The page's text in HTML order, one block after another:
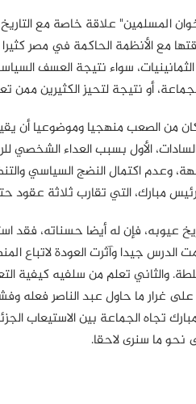
المسلمين" علاقة خاصة مع
مع الأنظمة الحاكمة في مصر
سواء نتيجة العسف
أو نتيجة لتحيز الكثيرين ممن
كان من الصعب منهجيا وموضوعيا أن
السادات، الأول بسبب العداء الشخصي
وعدم اكتمال النضج السياسي
مبارك، التي تقارب ثلاثة عقود
عيوبه، فإن له أيضا حسناته، فقد
الدرس جيدا وآثرت العودة لاتباع
والثاني تعلم من سلفيه
على غرار ما حاول عبد الناصر
تجاه الجماعة بين الاستيعاب
نحو ما سنرى لاحقا.